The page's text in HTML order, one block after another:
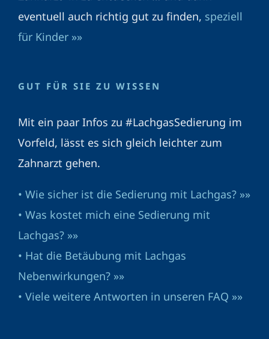
eventuell auch richtig gut zu finden, speziell
für Kinder »»
GUT FÜR SIE ZU WISSEN
Mit ein paar Infos zu #LachgasSedierung im
Vorfeld, lässt es sich gleich leichter zum
Zahnarzt gehen.
• Wie sicher ist die Sedierung mit Lachgas? »»
• Was kostet mich eine Sedierung mit
Lachgas? »»
• Hat die Betäubung mit Lachgas
Nebenwirkungen? »»
• Viele weitere Antworten in unseren FAQ »»